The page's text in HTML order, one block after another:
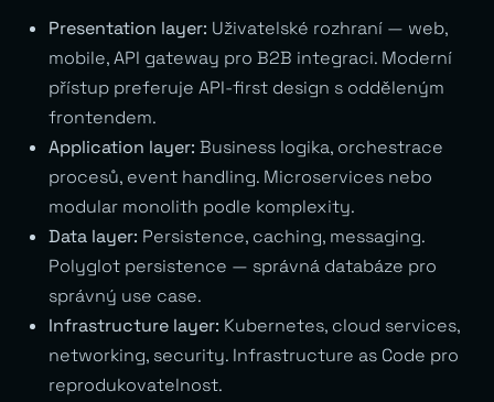
Presentation layer: Uživatelské rozhraní — web,
mobile, API gateway pro B2B integraci. Moderní
přístup preferuje API-first design s odděleným
frontendem.
Application layer: Business logika, orchestrace
procesů, event handling. Microservices nebo
modular monolith podle komplexity.
Data layer: Persistence, caching, messaging.
Polyglot persistence — správná databáze pro
správný use case.
Infrastructure layer: Kubernetes, cloud services,
networking, security. Infrastructure as Code pro
reprodukovatelnost.